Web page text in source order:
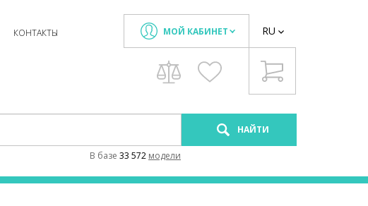
КОНТАКТЫ МОЙ КАБИНЕТ RU
НАЙТИ
В базе 33 572 модели